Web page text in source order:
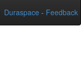
Duraspace - Feedback